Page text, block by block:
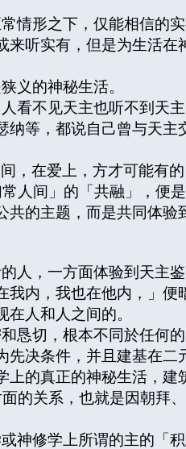
情形之下，仅能相信的
听实有，但是为生活在
义的神秘生活。
看不见天主也听不到天
等，都说自己曾与天
，在爱上，方才可能有
人间」的「共融」，便
的主题，而是共同体
人，一方面体验到天主
内，我也在他内，」便
人和人之间的。
切，根本不同於任何的
决条件，并且建基在二
的真正的神秘生活，建
的关系，也就是因朝拜
修学上所谓的主的「积